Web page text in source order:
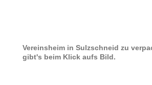
Vereinsheim in Sulzschneid zu
gibt's beim Klick aufs Bild.